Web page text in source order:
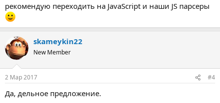
рекомендую переходить на JavaScript и наши JS парсеры
skameykin22
New Member
2 Мар 2017 #4
Да, дельное предложение.